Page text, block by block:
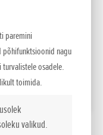
paremini
põhifunktsioonid nagu
turvalistele osadele.
toimida.
valikud.
710